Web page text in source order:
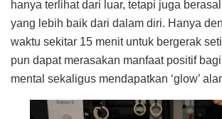
hanya terlihat dari luar, tetapi juga
yang lebih baik dari dalam diri. Hanya
waktu sekitar 15 menit untuk bergerak
pun dapat merasakan manfaat positif
mental sekaligus mendapatkan ‘glow’